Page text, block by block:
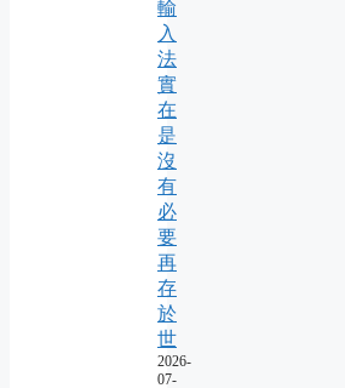
輸
入
法
實
在
是
沒
有
必
要
再
存
於
世
2026-
07-